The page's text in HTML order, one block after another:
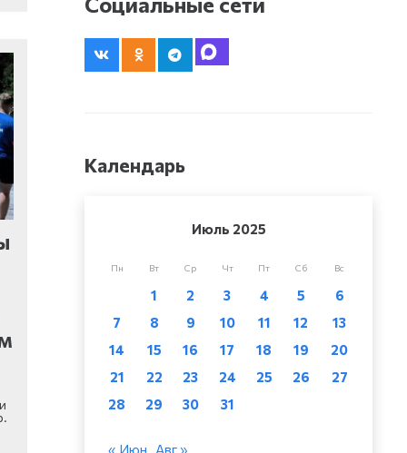
Календарь
Июль 2025
Пн Вт Ср Чт Пт Сб Вс
1 2 3 4 5
6
7
8 9 10 11 12
13
14
15 16 17 18 19
20
21
22 23 24 25 26
27
28
29 30 31
« Июн Авг »